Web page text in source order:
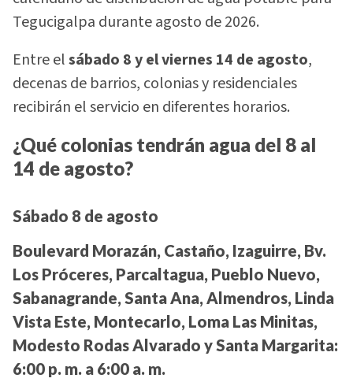
Tegucigalpa durante agosto de 2026.
Entre elsábado 8 y el viernes 14 de agosto,
decenas de barrios, colonias y residenciales
recibirán el servicio en diferentes horarios.
¿Qué colonias tendrán agua del 8 al
14 de agosto?
Sábado 8 de agosto
Boulevard Morazán, Castaño, Izaguirre, Bv.
Los Próceres, Parcaltagua, Pueblo Nuevo,
Sabanagrande, Santa Ana, Almendros, Linda
Vista Este, Montecarlo, Loma Las Minitas,
Modesto Rodas Alvarado y Santa Margarita:
6:00 p. m. a 6:00 a. m.